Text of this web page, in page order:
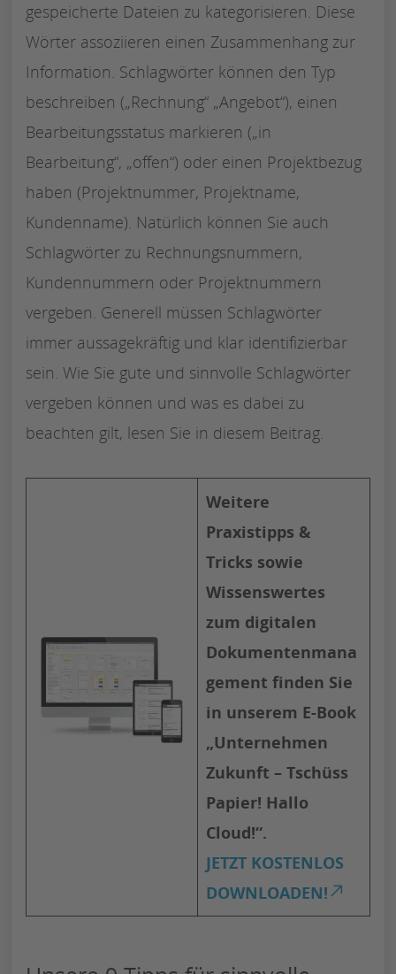
gespeicherte Dateien zu kategorisieren. Diese
Wörter assoziieren einen Zusammenhang zur
Information. Schlagwörter können den Typ
beschreiben („Rechnung“ „Angebot“), einen
Bearbeitungsstatus markieren („in
Bearbeitung“, „offen“) oder einen Projektbezug
haben (Projektnummer, Projektname,
Kundenname). Natürlich können Sie auch
Schlagwörter zu Rechnungsnummern,
Kundennummern oder Projektnummern
vergeben. Generell müssen Schlagwörter
immer aussagekräftig und klar identifizierbar
sein. Wie Sie gute und sinnvolle Schlagwörter
vergeben können und was es dabei zu
beachten gilt, lesen Sie in diesem Beitrag.
Weitere
Praxistipps &
Tricks sowie
Wissenswertes
zum digitalen
Dokumentenmana
gement finden Sie
in unserem E-Book
„Unternehmen
Zukunft – Tschüss
Papier! Hallo
Cloud!“.
JETZT KOSTENLOS
DOWNLOADEN!